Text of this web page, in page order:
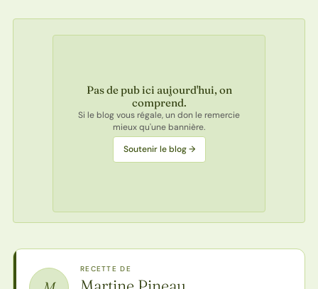
Pas de pub ici aujourd'hui, on
comprend.
Si le blog vous régale, un don le remercie
mieux qu'une bannière.
Soutenir le blog →
RECETTE DE